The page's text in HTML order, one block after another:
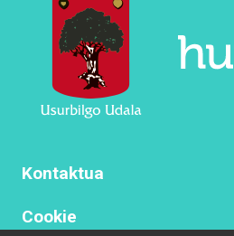
Kontaktua
Cookie